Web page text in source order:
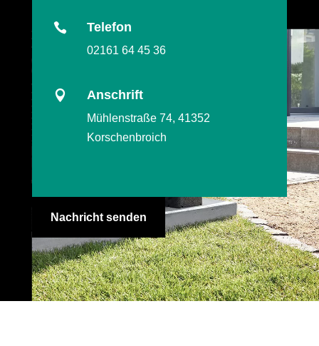
 Telefon
02161 64 45 36
 Anschrift
Mühlenstraße 74, 41352
Korschenbroich
Nachricht senden